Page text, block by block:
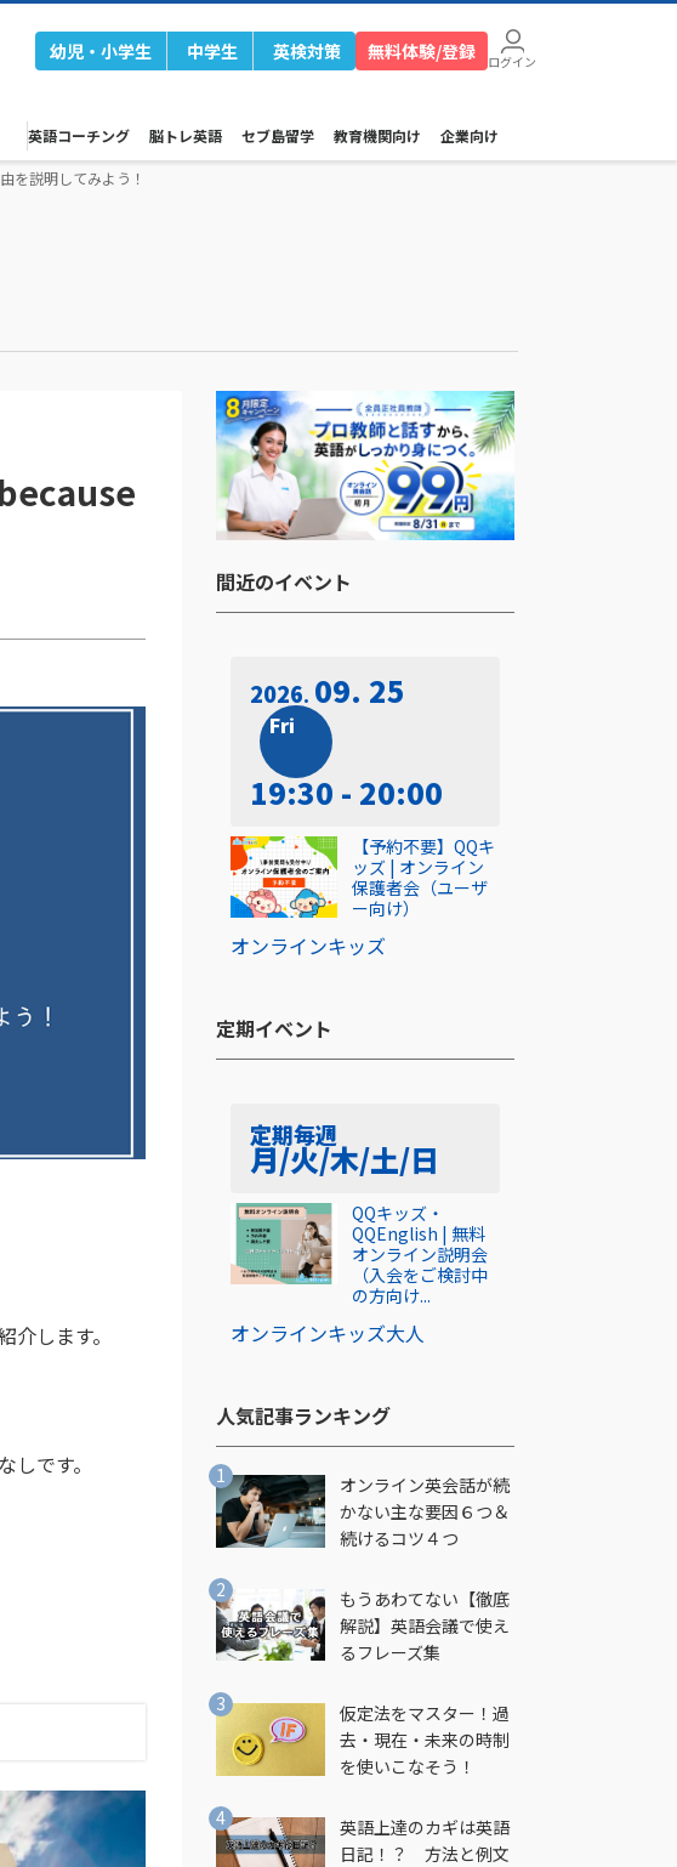
幼児・小学生 中学生 英検対策 無料体験/登録 ログイン
英語コーチング 脳トレ英語 セブ島留学 教育機関向け 企業向け
を説明してみよう！
します。
です。
間近のイベント​
2026 09. 25
Fri
19:30 - 20:00
オンラインキッズ
【予約不要】QQキ
ッズ | オンライン
保護者会（ユーザ
ー向け）
定期イベント​
定期毎週
月/火/木/土/日
オンラインキッズ大人
QQキッズ・
QQEnglish | 無料
オンライン説明会
（入会をご検討中
の方向け...
人気記事ランキング​
オンライン英会話が続
かない主な要因６つ＆
続けるコツ４つ
もうあわてない【徹底
解説】英語会議で使え
るフレーズ集
仮定法をマスター！過
去・現在・未来の時制
を使いこなそう！
英語上達のカギは英語
日記！？ 方法と例文